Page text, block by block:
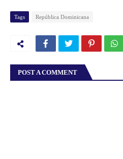
Tags República Dominicana
POST A COMMENT